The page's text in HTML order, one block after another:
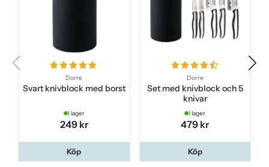
Dorre
Svart knivblock med borst
I lager
249 kr
Köp
Dorre
Set med knivblock och 5
knivar
I lager
479 kr
Köp